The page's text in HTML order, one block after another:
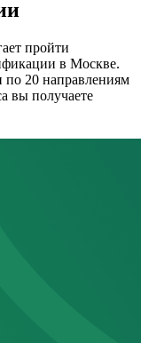
пройти
в Москве.
20 направлениям
вы получаете